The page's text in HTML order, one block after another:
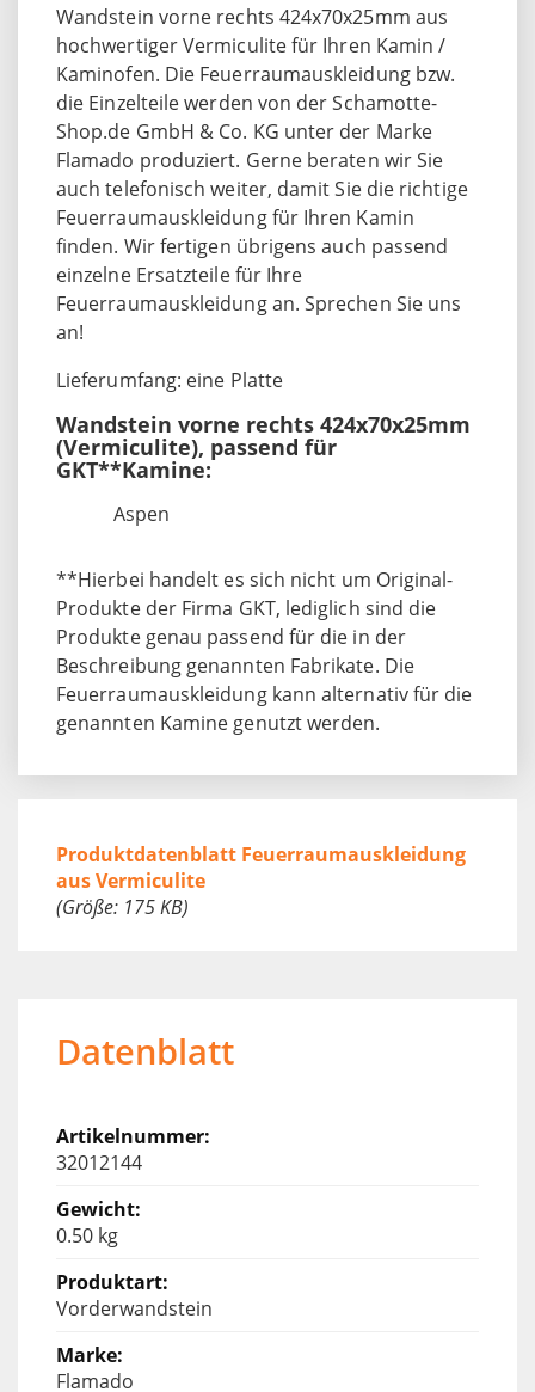
Wandstein vorne rechts 424x70x25mm aus
hochwertiger Vermiculite für Ihren Kamin /
Kaminofen. Die Feuerraumauskleidung bzw.
die Einzelteile werden von der Schamotte-
Shop.de GmbH & Co. KG unter der Marke
Flamado produziert. Gerne beraten wir Sie
auch telefonisch weiter, damit Sie die richtige
Feuerraumauskleidung für Ihren Kamin
finden. Wir fertigen übrigens auch passend
einzelne Ersatzteile für Ihre
Feuerraumauskleidung an. Sprechen Sie uns
an!
Lieferumfang: eine Platte
Wandstein vorne rechts 424x70x25mm
(Vermiculite), passend für
GKT**Kamine:
Aspen
**Hierbei handelt es sich nicht um Original-
Produkte der Firma GKT, lediglich sind die
Produkte genau passend für die in der
Beschreibung genannten Fabrikate. Die
Feuerraumauskleidung kann alternativ für die
genannten Kamine genutzt werden.
Produktdatenblatt Feuerraumauskleidung
aus Vermiculite
(Größe: 175 KB)
Datenblatt
32012144
0.50 kg
Vorderwandstein
Flamado